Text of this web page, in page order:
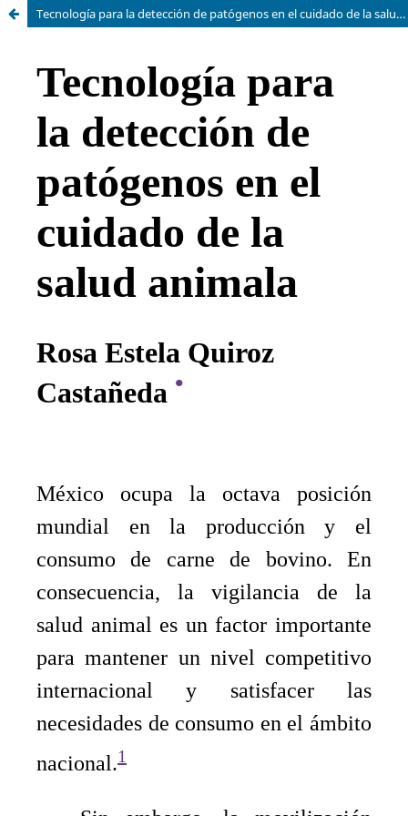
Tecnología para la detección de patógenos en el cuidado de la salud animal